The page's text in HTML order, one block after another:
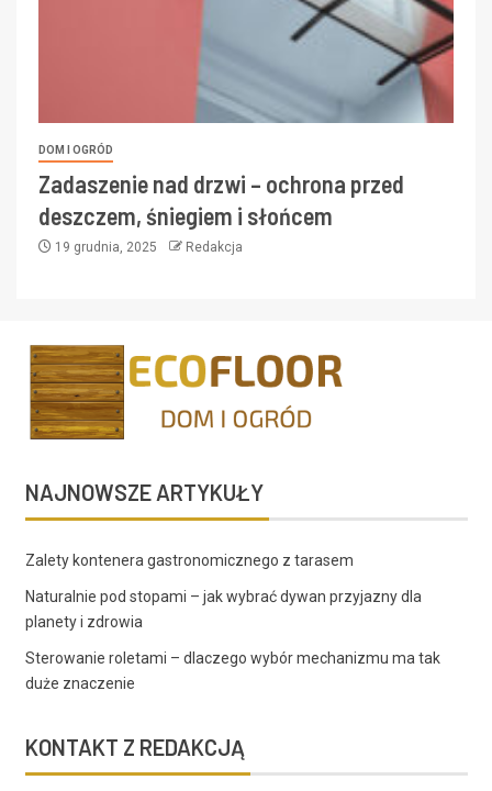
DOM I OGRÓD
Zadaszenie nad drzwi – ochrona przed
deszczem, śniegiem i słońcem
19 grudnia, 2025 Redakcja
NAJNOWSZE ARTYKUŁY
Zalety kontenera gastronomicznego z tarasem
Naturalnie pod stopami – jak wybrać dywan przyjazny dla
planety i zdrowia
Sterowanie roletami – dlaczego wybór mechanizmu ma tak
duże znaczenie
KONTAKT Z REDAKCJĄ